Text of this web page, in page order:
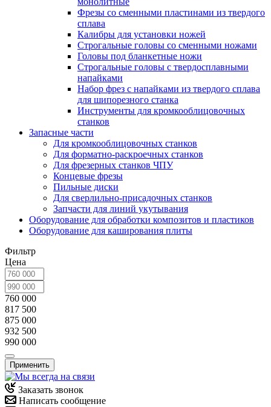
Фрезы со сменными пластинами из твердого
сплава
Калибры для установки ножей
Строгальные головы со сменными ножами
Головы под бланкетные ножи
Строгальные головы с твердосплавными
напайками
Набор фрез с напайками из твердого сплава
для шипорезного станка
Инструменты для кромкооблицовочных
станков
Запасные части
Для кромкооблицовочных станков
Для форматно-раскроечных станков
Для фрезерных станков ЧПУ
Концевые фрезы
Пильные диски
Для сверлильно-присадочных станков
Запчасти для линий укутывания
Оборудование для обработки композитов и пластиков
Оборудование для каширования плиты
Фильтр
Цена
760 000
817 500
875 000
932 500
990 000
Применить
Заказать звонок
Написать сообщение